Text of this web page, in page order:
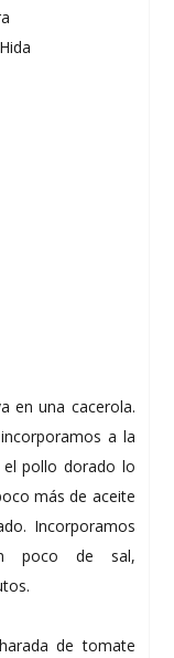
en una cacerola.
a la
pollo dorado lo
más de aceite
Incorporamos
poco de sal,
de tomate